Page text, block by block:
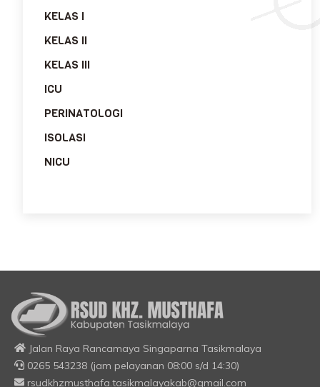
KELAS I
KELAS II
KELAS III
ICU
PERINATOLOGI
ISOLASI
NICU
Jalan Raya Rancamaya Singaparna Tasikmalaya
0265 543238 (jam pelayanan 08:00 s/d 14:30)
rsudkhzmusthafa.tasikmalayakab@gmail.com